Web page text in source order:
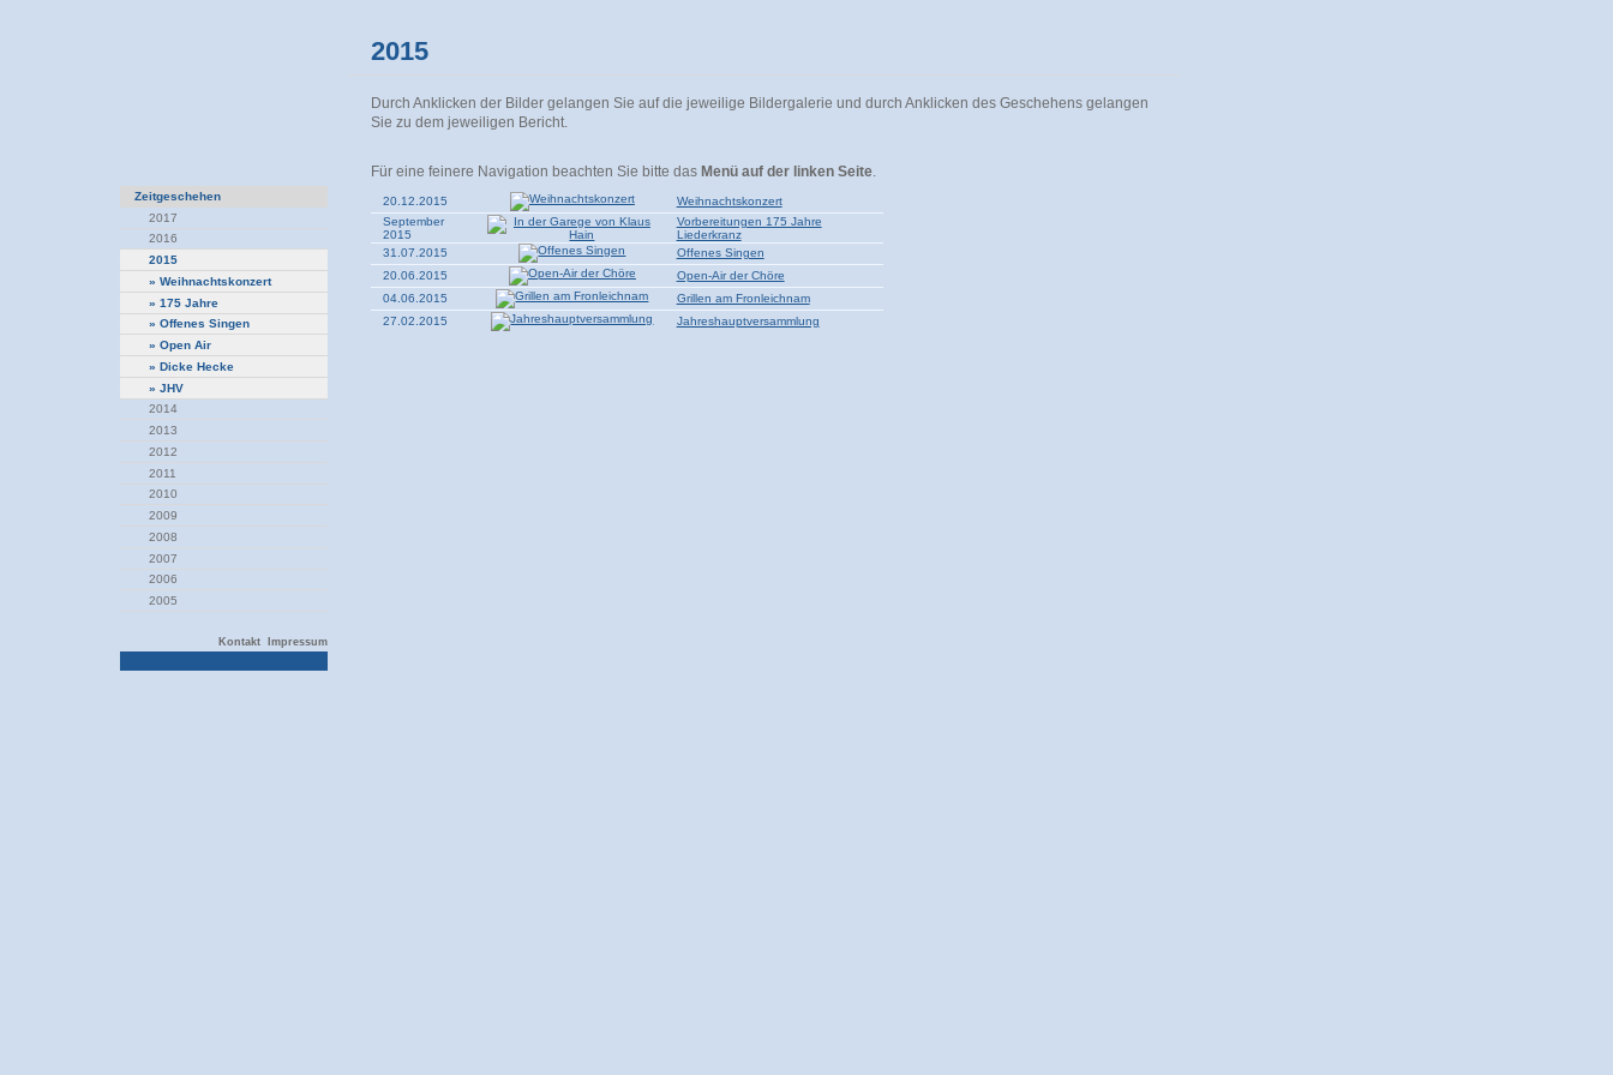
Zeitgeschehen
2017
2016
2015
» Weihnachtskonzert
» 175 Jahre
» Offenes Singen
» Open Air
» Dicke Hecke
» JHV
2014
2013
2012
2011
2010
2009
2008
2007
2006
2005
Kontakt Impressum
2015
Durch Anklicken der Bilder gelangen Sie auf die jeweilige Bildergalerie und durch Anklicken des Geschehens gelangen
Sie zu dem jeweiligen Bericht.
Für eine feinere Navigation beachten Sie bitte das Menü auf der linken Seite.
20.12.2015
Weihnachtskonzert
September
2015
Vorbereitungen 175 Jahre
Liederkranz
31.07.2015
Offenes Singen
20.06.2015
Open-Air der Chöre
04.06.2015
Grillen am Fronleichnam
27.02.2015
Jahreshauptversammlung